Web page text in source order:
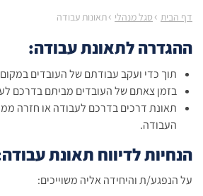
דף הבית › סגל מנהלי ›תאונות עבודה
ההגדרה לתאונת עבודה:
תוך כדי ועקב עבודתם של העובדים
בזמן צאתם של העובדים מביתם בדרכם
תאונת דרכים בדרכם לעבודה או חזרה
העבודה.
הנחיות לדיווח תאונת
על הנפגע/ת והיחידה אליה משוייכים: